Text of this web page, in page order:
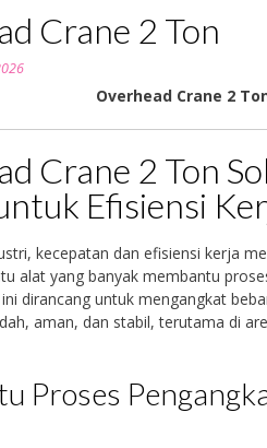
Crane 2 Ton
Overhead Crane 2
Crane 2 Ton
Efisiensi
kecepatan dan efisiensi kerja
alat yang banyak membantu
dirancang untuk mengangkat
aman, dan stabil, terutama di
Proses